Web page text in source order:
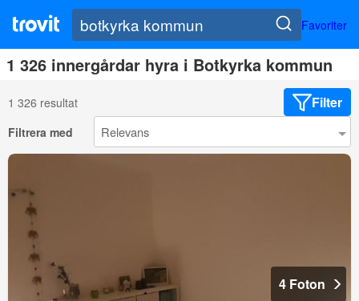
Favoriter
1 326 innergårdar hyra i Botkyrka kommun
1 326 resultat Filter
Filtrera med
4 Foton